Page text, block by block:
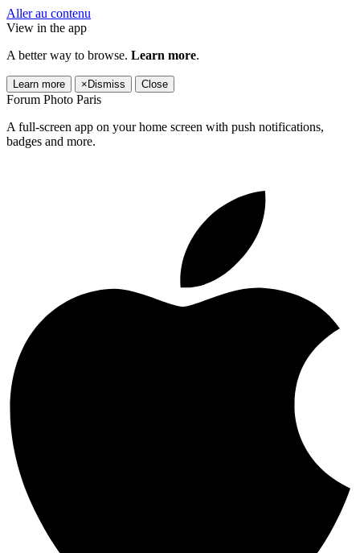
Aller au contenu
View in the app
A better way to browse. Learn more.
Learn more × Dismiss Close
Forum Photo Paris
A full-screen app on your home screen with push notifications,
badges and more.